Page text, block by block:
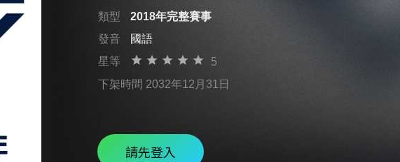
類型
2018年完整賽事
發音
國語
星等
5
下架時間 2032年12月31日
請先登入